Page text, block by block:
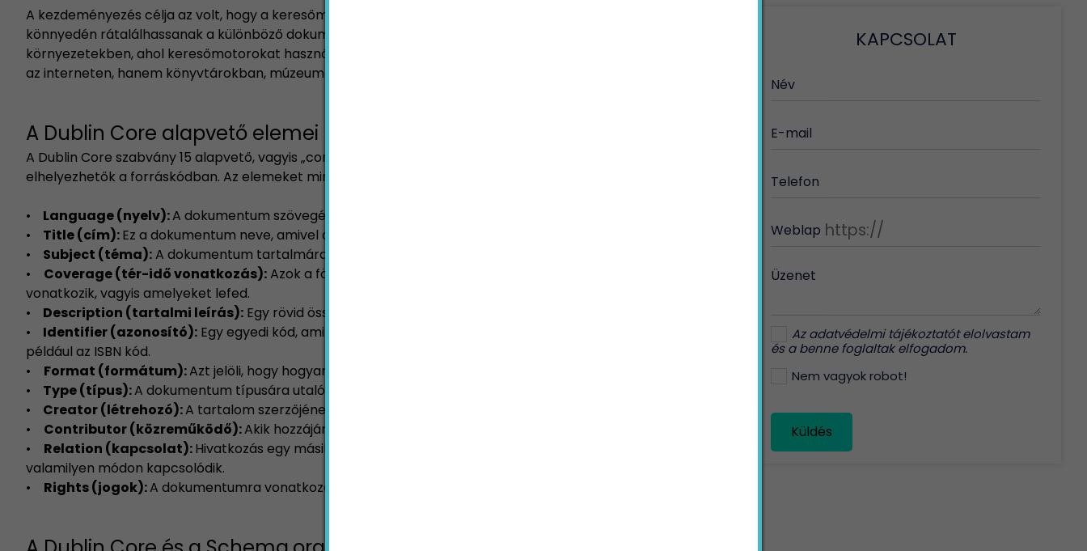
A kezdeményezés célja az volt, hogy a keresőmotorok metaadatokként megadott tartalmak alapján is
könnyedén rátalálhassanak a különböző dokumentumokra. Ez a séma hamar népszerű lett az olyan
környezetekben, ahol keresőmotorokat használtak a dokumentumok visszakeresésére – tehát nem csak
az interneten, hanem könyvtárokban, múzeumokban és adminisztratív intézményekben.
A Dublin Core alapvető elemei
A Dublin Core szabvány 15 alapvető, vagyis „core” elemből áll. Ezek az elemek bármilyen sorrendben
elhelyezhetők a forráskódban. Az elemeket mindig angol megnevezésükkel kell megadni:
• Language (nyelv):A dokumentum szövegének nyelve.
•
Title (cím):Ez a dokumentum neve, amivel a dokumentum a keresőtalálatok között is megjelenik.
•
Subject (téma):A dokumentum tartalmára utaló kulcsszavak.
• Coverage (tér-idő vonatkozás):Azok a földrajzi nevek vagy időszakok, amelyekre a dokumentum
vonatkozik, vagyis amelyeket lefed.
•
Description (tartalmi leírás): Egy rövid összegzés a tartalomról.
•
Identifier (azonosító): Egy egyedi kód, ami a tartalom azonosítására szolgál. Egy könyves adatbázisban
például az ISBN kód.
• Format (formátum):Azt jelöli, hogy hogyan és milyen eszközzel kell megjeleníteni a tartalmat.
•
Type (típus):A dokumentum típusára utaló kifejezés (például videó, szöveg, szoftver stb.)
•
Creator (létrehozó):A tartalom szerzőjének neve.
• Contributor (közreműködő):Akik hozzájárultak a tartalom elkészítéséhez, vagyis részt vettek abban.
• Relation (kapcsolat):Hivatkozás egy másik dokumentumra, amihez az aktuális dokumentum
valamilyen módon kapcsolódik.
• Rights (jogok):A dokumentumra vonatkozó felhasználási jogok.
KAPCSOLAT
Név
E-mail
Telefon
Weblap
Üzenet
Azadatvédelmi tájékoztatótelolvastam
és a benne foglaltak elfogadom.
Nem vagyok robot!
Küldés